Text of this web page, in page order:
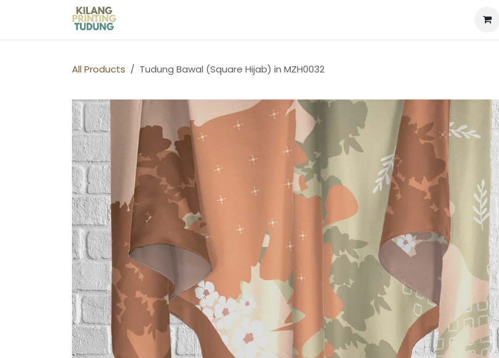
All Products Tudung Bawal (Square Hijab) in MZH0032